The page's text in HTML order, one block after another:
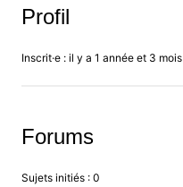
Profil
Inscrit·e : il y a 1 année et 3 mois
Forums
Sujets initiés : 0